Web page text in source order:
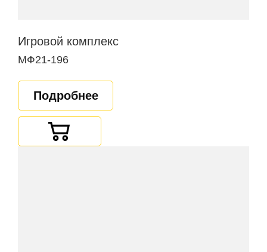
Игровой комплекс
МФ21-196
Подробнее